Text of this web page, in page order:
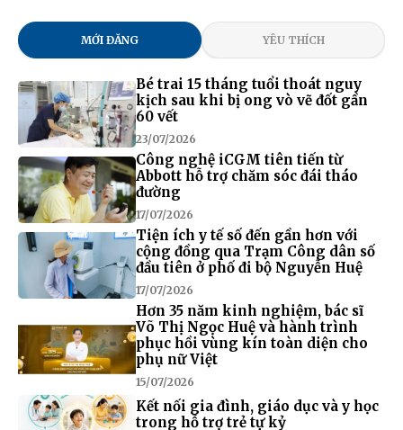
MỚI ĐĂNG YÊU THÍCH
Bé trai 15 tháng tuổi thoát nguy
kịch sau khi bị ong vò vẽ đốt gần
60 vết
23/07/2026
Công nghệ iCGM tiên tiến từ
Abbott hỗ trợ chăm sóc đái tháo
đường
17/07/2026
Tiện ích y tế số đến gần hơn với
cộng đồng qua Trạm Công dân số
đầu tiên ở phố đi bộ Nguyễn Huệ
17/07/2026
Hơn 35 năm kinh nghiệm, bác sĩ
Võ Thị Ngọc Huệ và hành trình
phục hồi vùng kín toàn diện cho
phụ nữ Việt
15/07/2026
Kết nối gia đình, giáo dục và y học
trong hỗ trợ trẻ tự kỷ